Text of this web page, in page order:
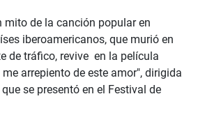
mito de la canción popular en
iberoamericanos, que murió en
de tráfico, revive en la película
arrepiento de este amor", dirigida
se presentó en el Festival de